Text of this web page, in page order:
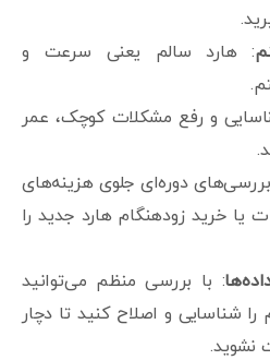
: هارد سالم یعنی سرعت و
و رفع مشکلات کوچک، عمر
دوره‌ای جلوی هزینه‌های
یا خرید زودهنگام هارد جدید را
: با بررسی منظم می‌توانید
شناسایی و اصلاح کنید تا دچار
نشوید.